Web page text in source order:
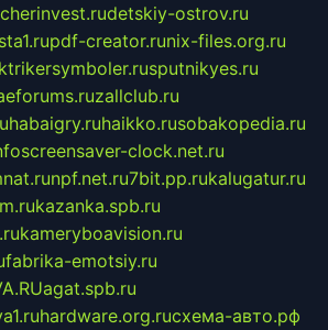
cherinvest.rudetskiy-ostrov.ru
pdf-creator.runix-files.org.ru
sputnikyes.ru
zallclub.ru
habaigry.ruhaikko.rusobakopedia.ru
screensaver-clock.net.ru
npf.net.ru7bit.pp.rukalugatur.ru
kazanka.spb.ru
kameryboavision.ru
fabrika-emotsiy.ru
agat.spb.ru
hardware.org.ruсхема-авто.рф